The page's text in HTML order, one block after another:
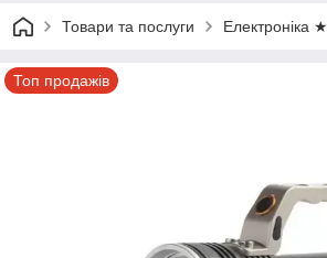
Товари та послуги Електроніка ★
Топ продажів